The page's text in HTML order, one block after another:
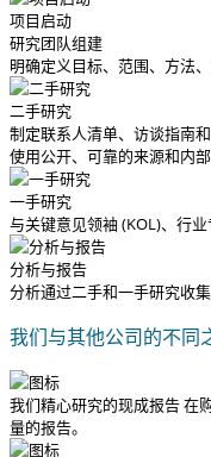
项目启动
研究团队组建
明确定义目标、范围、方法
二手研究
制定联系人清单、访谈指南
使用公开、可靠的来源和内
一手研究
与关键意见领袖 (KOL)、行
分析与报告
分析通过二手和一手研究收
我们与其他公司的不同
我们精心研究的现成报告在
量的报告。